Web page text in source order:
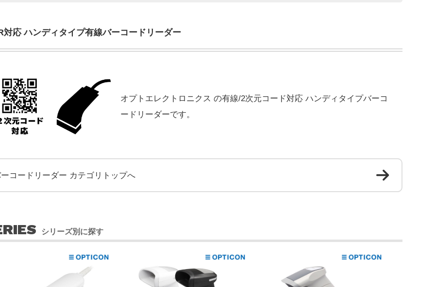
対応 ハンディタイプ有線バーコードリーダー
オプトエレクトロニクス の有線/2次元コード対応 ハンディタイプバーコ
ードリーダーです。
コードリーダー カテゴリトップへ
シリーズ別に探す